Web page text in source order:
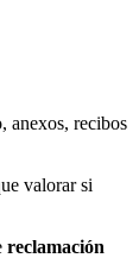
anexos, recibos
valorar si
reclamación